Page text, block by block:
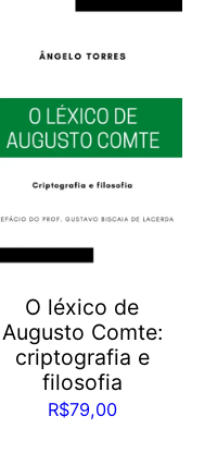
recente
O léxico de
Augusto Comte:
criptografia e
filosofia
R$79,00